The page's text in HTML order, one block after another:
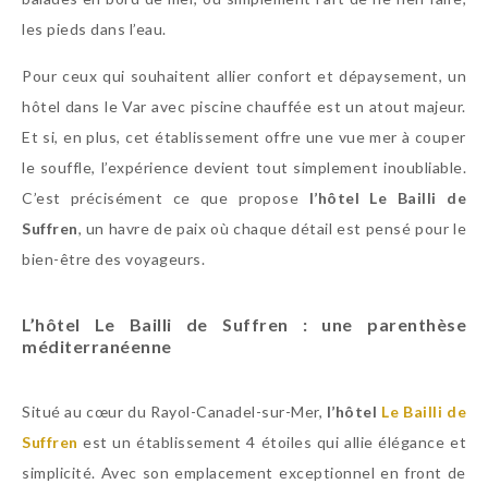
les pieds dans l’eau.
Pour ceux qui souhaitent allier confort et dépaysement, un
hôtel dans le Var avec piscine chauffée est un atout majeur.
Et si, en plus, cet établissement offre une vue mer à couper
le souffle, l’expérience devient tout simplement inoubliable.
C’est précisément ce que propose l’hôtel Le Bailli de
Suffren, un havre de paix où chaque détail est pensé pour le
bien-être des voyageurs.
L’hôtel Le Bailli de Suffren : une parenthèse
méditerranéenne
Situé au cœur du Rayol-Canadel-sur-Mer, l’hôtel Le Bailli de
Suffren est un établissement 4 étoiles qui allie élégance et
simplicité. Avec son emplacement exceptionnel en front de